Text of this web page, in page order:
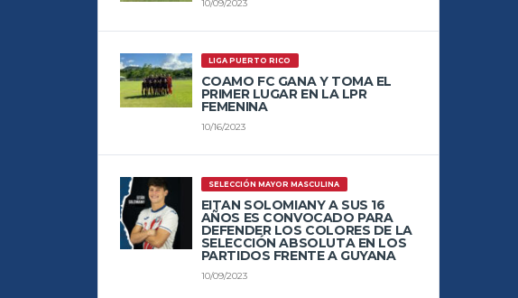
10/09/2023
LIGA PUERTO RICO
COAMO FC GANA Y TOMA EL
PRIMER LUGAR EN LA LPR
FEMENINA
10/16/2023
SELECCIÓN MAYOR MASCULINA
EITAN SOLOMIANY A SUS 16
AÑOS ES CONVOCADO PARA
DEFENDER LOS COLORES DE LA
SELECCIÓN ABSOLUTA EN LOS
PARTIDOS FRENTE A GUYANA
10/09/2023